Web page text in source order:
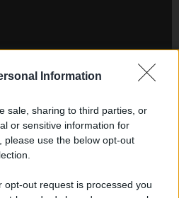
Information
sale, sharing to third parties, or
or sensitive information for
please use the below opt-out
opt-out request is processed you